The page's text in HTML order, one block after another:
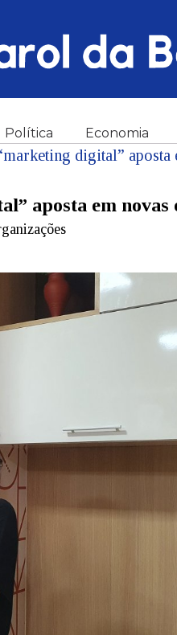
Política Economia
aposta em novas